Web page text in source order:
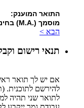
התואר המוענק:
מוסמך (.M.A) בחינוך רב לשוני
הבא >
תנאי רישום
אם יש לך תואר
להירשם לתוכנית.
לתואר שני תהיה